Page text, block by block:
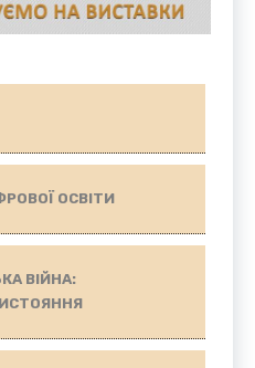
ОСВІТИ
ВІЙНА: